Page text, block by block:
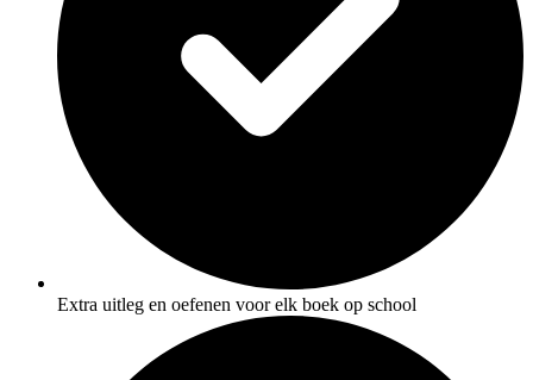
Extra uitleg en oefenen voor elk boek op school